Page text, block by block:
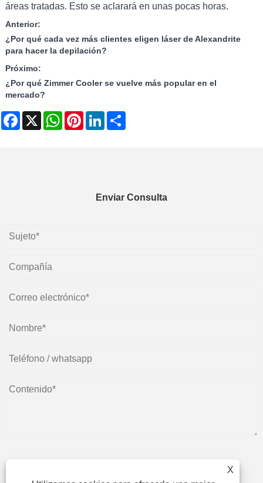
áreas tratadas. Esto se aclarará en unas pocas horas.
Anterior:
¿Por qué cada vez más clientes eligen láser de Alexandrite
para hacer la depilación?
Próximo:
¿Por qué Zimmer Cooler se vuelve más popular en el
mercado?
Facebook
X WhatsAppPinterestLinkedIn
Enviar Consulta
X